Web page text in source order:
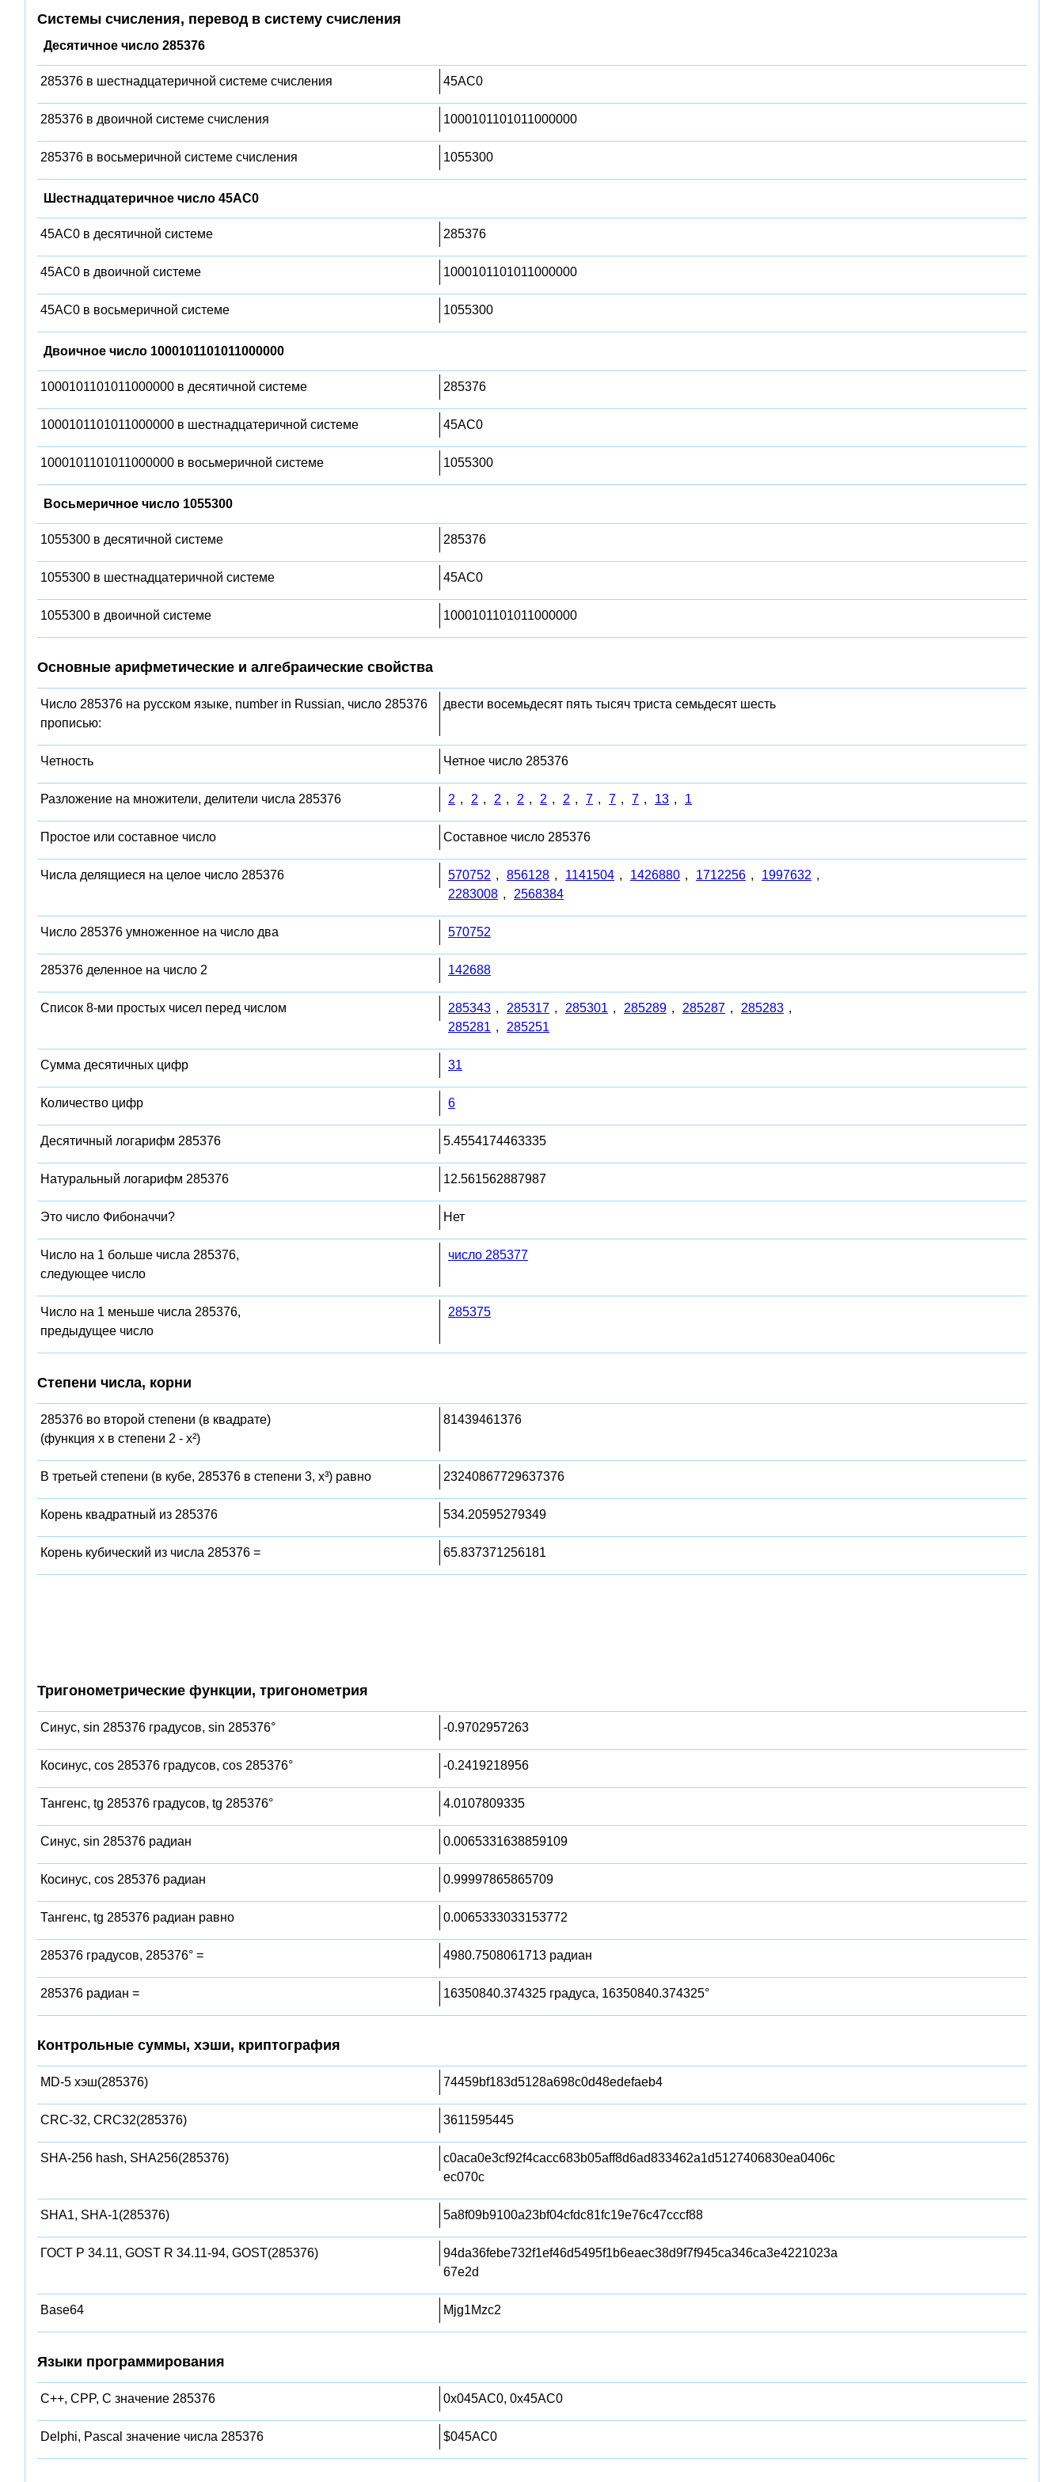
Системы счисления, перевод в систему счисления
Десятичное число 285376
285376 в шестнадцатеричной системе счисления 45AC0
285376 в двоичной системе счисления 1000101101011000000
285376 в восьмеричной системе счисления 1055300
Шестнадцатеричное число 45AC0
45AC0 в десятичной системе 285376
45AC0 в двоичной системе 1000101101011000000
45AC0 в восьмеричной системе 1055300
Двоичное число 1000101101011000000
1000101101011000000 в десятичной системе 285376
1000101101011000000 в шестнадцатеричной системе 45AC0
1000101101011000000 в восьмеричной системе 1055300
Восьмеричное число 1055300
1055300 в десятичной системе 285376
1055300 в шестнадцатеричной системе 45AC0
1055300 в двоичной системе 1000101101011000000
Основные арифметические и алгебраические свойства
Число 285376 на русском языке, number in Russian, число 285376
прописью:
двести восемьдесят пять тысяч триста семьдесят шесть
Четность Четное число 285376
Разложение на множители, делители числа 285376 2 , 2 , 2 , 2 , 2 , 2 , 7 , 7 , 7 , 13 , 1
Простое или составное число Составное число 285376
Числа делящиеся на целое число 285376 570752 , 856128 , 1141504 , 1426880 , 1712256 , 1997632 ,
2283008 , 2568384
Число 285376 умноженное на число два 570752
285376 деленное на число 2 142688
Список 8-ми простых чисел перед числом 285343 , 285317 , 285301 , 285289 , 285287 , 285283 ,
285281 , 285251
Сумма десятичных цифр 31
Количество цифр 6
Десятичный логарифм 285376 5.4554174463335
Натуральный логарифм 285376 12.561562887987
Это число Фибоначчи? Нет
Число на 1 больше числа 285376,
следующее число
число 285377
Число на 1 меньше числа 285376,
предыдущее число
285375
Степени числа, корни
285376 во второй степени (в квадрате)
(функция x в степени 2 - x²)
81439461376
В третьей степени (в кубе, 285376 в степени 3, x³) равно 23240867729637376
Корень квадратный из 285376 534.20595279349
Корень кубический из числа 285376 = 65.837371256181
Тригонометрические функции, тригонометрия
Синус, sin 285376 градусов, sin 285376° -0.9702957263
Косинус, cos 285376 градусов, cos 285376° -0.2419218956
Тангенс, tg 285376 градусов, tg 285376° 4.0107809335
Синус, sin 285376 радиан 0.0065331638859109
Косинус, cos 285376 радиан 0.99997865865709
Тангенс, tg 285376 радиан равно 0.0065333033153772
285376 градусов, 285376° = 4980.7508061713 радиан
285376 радиан = 16350840.374325 градуса, 16350840.374325°
Контрольные суммы, хэши, криптография
MD-5 хэш(285376) 74459bf183d5128a698c0d48edefaeb4
CRC-32, CRC32(285376) 3611595445
SHA-256 hash, SHA256(285376)
c0aca0e3cf92f4cacc683b05aff8d6ad833462a1d5127406830ea0406c
ec070c
SHA1, SHA-1(285376) 5a8f09b9100a23bf04cfdc81fc19e76c47cccf88
ГОСТ Р 34.11, GOST R 34.11-94, GOST(285376)
94da36febe732f1ef46d5495f1b6eaec38d9f7f945ca346ca3e4221023a
67e2d
Base64 Mjg1Mzc2
Языки программирования
C++, CPP, C значение 285376 0x045AC0, 0x45AC0
Delphi, Pascal значение числа 285376 $045AC0